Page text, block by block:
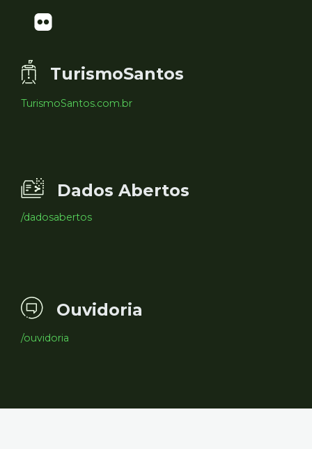
TurismoSantos
TurismoSantos.com.br
Dados Abertos
/dadosabertos
Ouvidoria
/ouvidoria